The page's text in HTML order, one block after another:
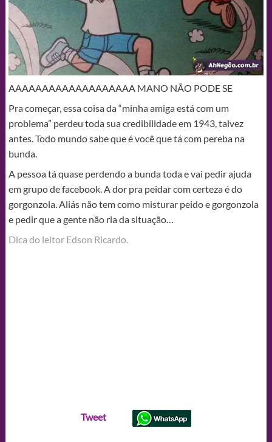
AAAAAAAAAAAAAAAAAAA MANO NÃO PODE SE
Pra começar, essa coisa da “minha amiga está com um
problema” perdeu toda sua credibilidade em 1943, talvez
antes. Todo mundo sabe que é você que tá com pereba na
bunda.
A pessoa tá quase perdendo a bunda toda e vai pedir ajuda
em grupo de facebook. A dor pra peidar com certeza é do
gorgonzola. Aliás não tem como misturar peido e gorgonzola
e pedir que a gente não ria da situação…
Dica do leitor Edson Ricardo.
Tweet